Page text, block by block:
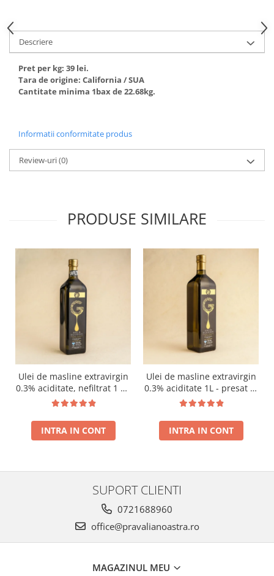
Descriere
Pret per kg: 39 lei.
Tara de origine: California / SUA
Cantitate minima 1bax de 22.68kg.
Informatii conformitate produs
Review-uri(0)
PRODUSE SIMILARE
Ulei de masline extravirgin
0.3% aciditate, nefiltrat 1 L -
presat la rece RECOLTA
INTRA IN CONT
Ulei de masline extravirgin
0.3% aciditate 1L - presat la
rece RECOLTA NOUA
INTRA IN CONT
SUPORT CLIENTI
0721688960
office@pravalianoastra.ro
MAGAZINUL MEU